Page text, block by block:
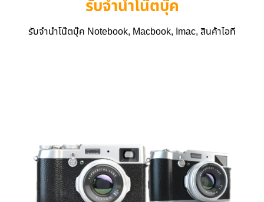
รับจำนำโน๊ตบุ๊ค
รับจำนำโน๊ตบุ๊ค Notebook, Macbook, Imac, สินค้าไอที